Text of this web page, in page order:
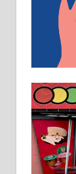
Ало
Горког
8 до 15